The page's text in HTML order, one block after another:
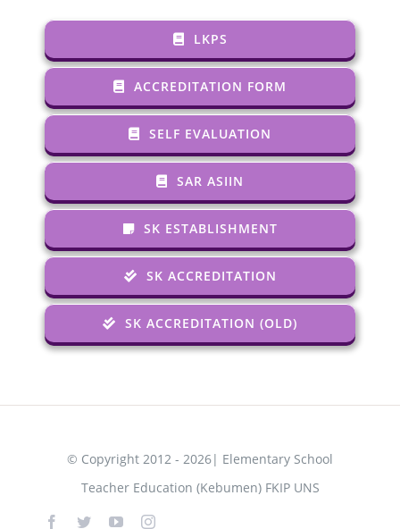
LKPS
ACCREDITATION FORM
SELF EVALUATION
SAR ASIIN
SK ESTABLISHMENT
SK ACCREDITATION
SK ACCREDITATION (OLD)
© Copyright 2012 - 2026| Elementary School
Teacher Education (Kebumen) FKIP UNS